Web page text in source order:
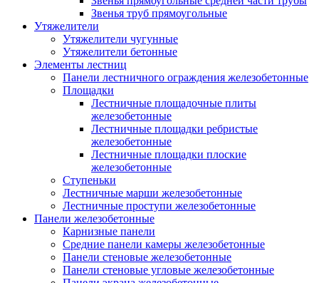
Звенья труб прямоугольные
Утяжелители
Утяжелители чугунные
Утяжелители бетонные
Элементы лестниц
Панели лестничного ограждения железобетонные
Площадки
Лестничные площадочные плиты
железобетонные
Лестничные площадки ребристые
железобетонные
Лестничные площадки плоские
железобетонные
Ступеньки
Лестничные марши железобетонные
Лестничные проступи железобетонные
Панели железобетонные
Карнизные панели
Средние панели камеры железобетонные
Панели стеновые железобетонные
Панели стеновые угловые железобетонные